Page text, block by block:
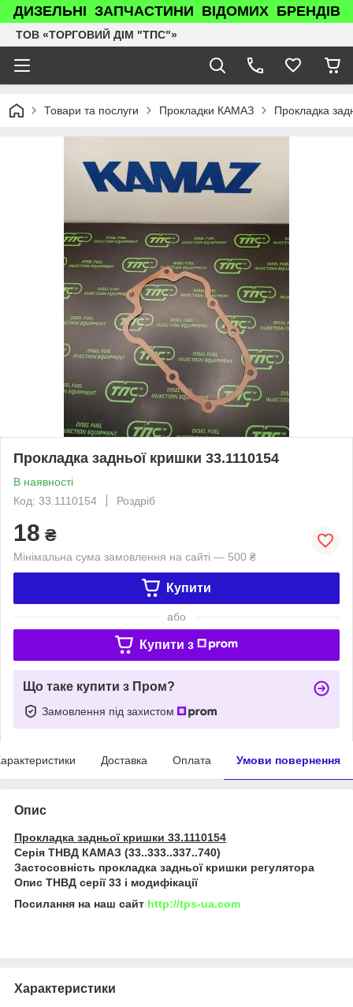
ДИЗЕЛЬНІ ЗАПЧАСТИНИ ВІДОМИХ БРЕНДІВ
ТОВ «ТОРГОВИЙ ДІМ "ТПС"»
Товари та послуги Прокладки КАМАЗ Прокладка
Прокладка задньої кришки 33.1110154
В наявності
Код: 33.1110154
Роздріб
18 ₴
Мінімальна сума замовлення на сайті — 500 ₴
Купити
або
Купити з
Що таке купити з Пром?
Замовлення під захистом
Доставка Оплата Умови повернення
Опис
Прокладка задньої кришки 33.1110154
Серія ТНВД КАМАЗ (33..333..337..740)
Застосовність прокладка задньої кришки регулятора
Опис ТНВД серії 33 і модифікації
Посилання на наш сайт http://tps-ua.com
Характеристики